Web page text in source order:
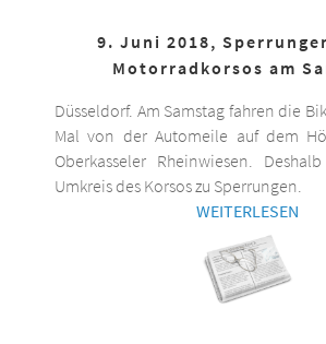
9. Juni 2018,
Motorradkorsos am
Düsseldorf. Am Samstag fahren die
Mal von der Automeile auf dem
Oberkasseler Rheinwiesen.
Umkreis des Korsos zu Sperrungen.
WEITERLESEN